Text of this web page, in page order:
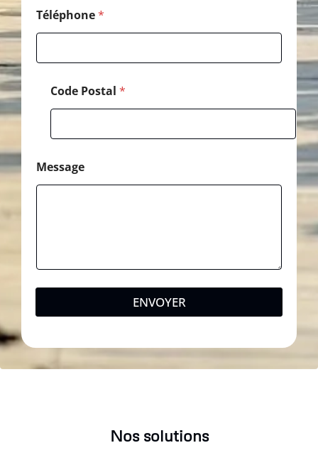
Téléphone*
Code Postal *
Message
ENVOYER
Nos solutions